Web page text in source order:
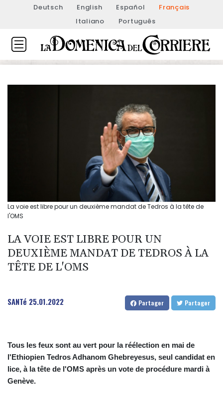
Deutsch English Español
Français
Italiano
Português
La voie est libre pour un deuxième mandat de Tedros à la tête de
l'OMS
LA VOIE EST LIBRE POUR UN
DEUXIÈME MANDAT DE TEDROS À LA
TÊTE DE L'OMS
SANTé 25.01.2022 Partager Partager
Tous les feux sont au vert pour la réélection en mai de
l'Ethiopien Tedros Adhanom Ghebreyesus, seul candidat en
lice, à la tête de l'OMS après un vote de procédure mardi à
Genève.